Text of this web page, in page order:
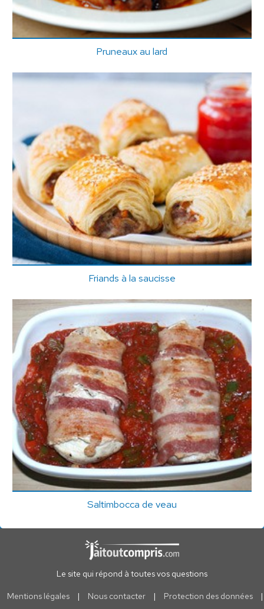
Pruneaux au lard
Friands à la saucisse
Saltimbocca de veau
Le site qui répond à toutes vos questions
Mentions légales | Nous contacter | Protection des données
|